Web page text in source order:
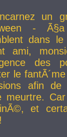
un
-
dans
ami,
des
le
afin
meurtre.
et